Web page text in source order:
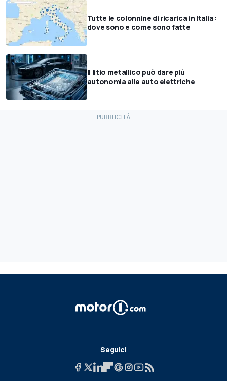
Tutte le colonnine di ricarica in Italia:
dove sono e come sono fatte
Il litio metallico può dare più
autonomia alle auto elettriche
Seguici